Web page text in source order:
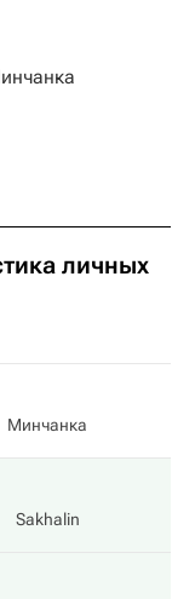
личных
Минчанка
Sakhalin